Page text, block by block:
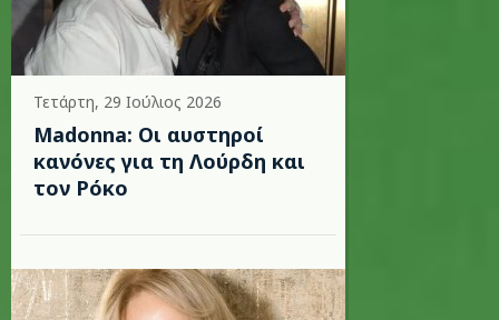
Τετάρτη, 29 Ιούλιος 2026
Madonna: Οι αυστηροί
κανόνες για τη Λούρδη και
τον Ρόκο